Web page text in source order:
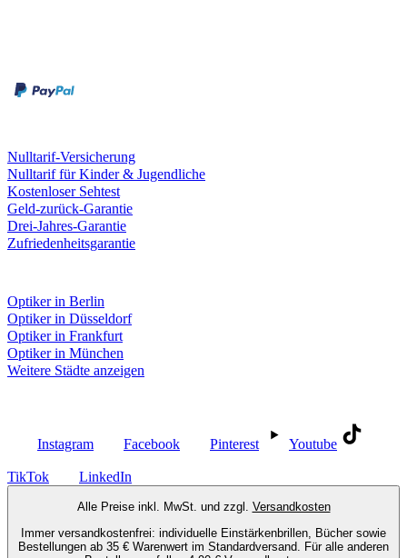
Nulltarif-Versicherung
Nulltarif für Kinder & Jugendliche
Kostenloser Sehtest
Geld-zurück-Garantie
Drei-Jahres-Garantie
Zufriedenheitsgarantie
Optiker in Berlin
Optiker in Düsseldorf
Optiker in Frankfurt
Optiker in München
Weitere Städte anzeigen
Instagram Facebook Pinterest Youtube
TikTok LinkedIn
Alle Preise inkl. MwSt. und zzgl. Versandkosten
Immer versandkostenfrei: individuelle Einstärkenbrillen, Bücher sowie
Bestellungen ab 35 € Warenwert im Standardversand. Für alle anderen